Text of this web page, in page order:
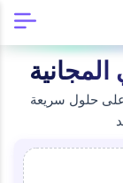
حلول سريعة